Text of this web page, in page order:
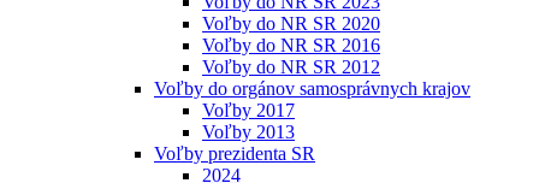
Voľby do NR SR 2020
Voľby do NR SR 2016
Voľby do NR SR 2012
Voľby do orgánov samosprávnych krajov
Voľby 2017
Voľby 2013
Voľby prezidenta SR
2024